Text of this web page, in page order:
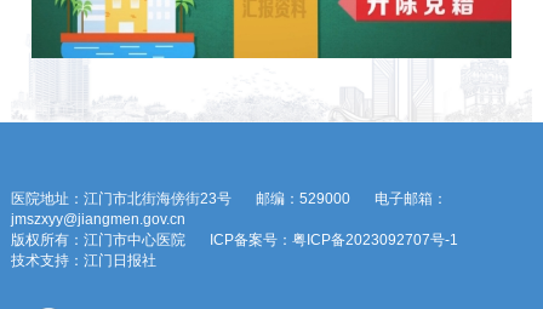
医院地址：江门市北街海傍街23号 邮编：529000
电子邮箱：
jmszxyy@jiangmen.gov.cn
版权所有：江门市中心医院
ICP备案号：粤ICP备2023092707号-1
技术支持：江门日报社